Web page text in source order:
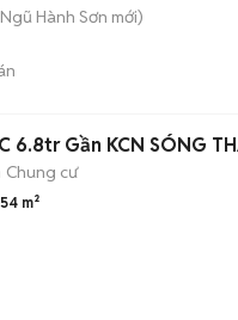
Ngũ Hành Sơn mới)
6.8tr Gần KCN SÓNG
Chung cư
54 m²